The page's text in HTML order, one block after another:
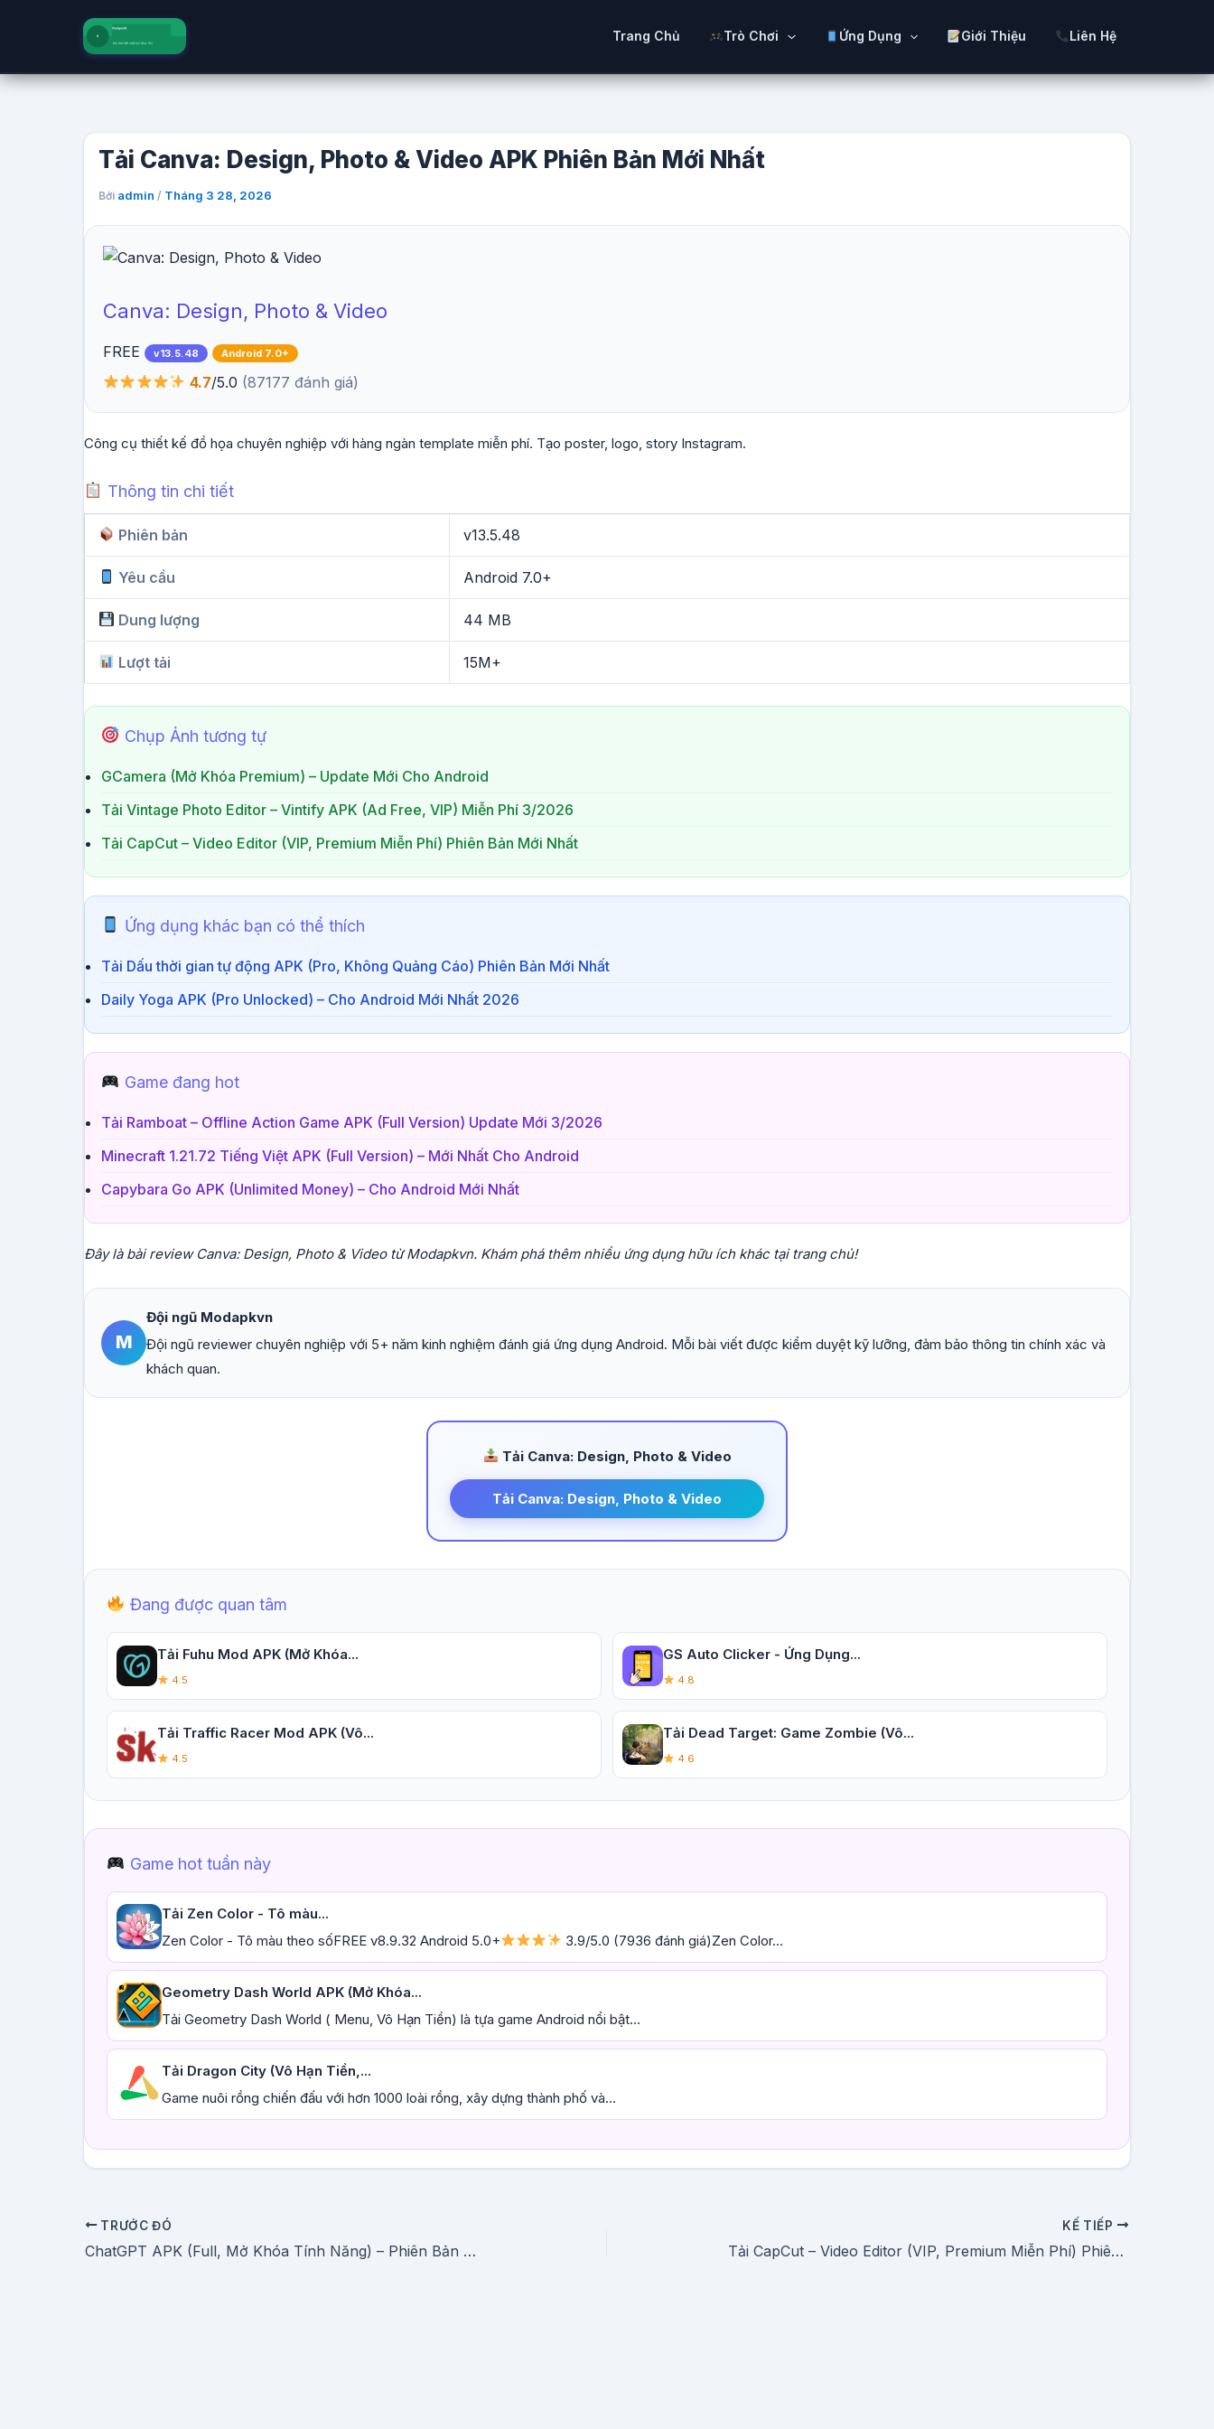
dung
Trang Chủ Trò Chơi Ứng Dụng Giới Thiệu Liên Hệ
Tải Canva: Design, Photo & Video APK Phiên Bản Mới Nhất
Bởi admin / Tháng 3 28, 2026
Canva: Design, Photo & Video
FREE v13.5.48 Android 7.0+
4.7/5.0 (87177 đánh giá)
Công cụ thiết kế đồ họa chuyên nghiệp với hàng ngàn template miễn phí. Tạo poster, logo, story Instagram.
Thông tin chi tiết
Phiên bản v13.5.48
Yêu cầu Android 7.0+
Dung lượng 44 MB
Lượt tải 15M+
Chụp Ảnh tương tự
GCamera (Mở Khóa Premium) – Update Mới Cho Android
Tải Vintage Photo Editor – Vintify APK (Ad Free, VIP) Miễn Phí 3/2026
Tải CapCut – Video Editor (VIP, Premium Miễn Phí) Phiên Bản Mới Nhất
Ứng dụng khác bạn có thể thích
Tải Dấu thời gian tự động APK (Pro, Không Quảng Cáo) Phiên Bản Mới Nhất
Daily Yoga APK (Pro Unlocked) – Cho Android Mới Nhất 2026
Game đang hot
Tải Ramboat – Offline Action Game APK (Full Version) Update Mới 3/2026
Minecraft 1.21.72 Tiếng Việt APK (Full Version) – Mới Nhất Cho Android
Capybara Go APK (Unlimited Money) – Cho Android Mới Nhất
Đây là bài review Canva: Design, Photo & Video từ Modapkvn. Khám phá thêm nhiều ứng dụng hữu ích khác tại trang chủ!
M
Đội ngũ Modapkvn
Đội ngũ reviewer chuyên nghiệp với 5+ năm kinh nghiệm đánh giá ứng dụng Android. Mỗi bài viết được kiểm duyệt kỹ lưỡng, đảm bảo thông tin chính xác và
khách quan.
Tải Canva: Design, Photo & Video
Tải Canva: Design, Photo & Video
Đang được quan tâm
Tải Fuhu Mod APK (Mở Khóa...
4.5
GS Auto Clicker - Ứng Dụng...
4.8
Tải Traffic Racer Mod APK (Vô...
4.5
Tải Dead Target: Game Zombie (Vô...
4.6
Game hot tuần này
Tải Zen Color - Tô màu...
Zen Color - Tô màu theo sốFREE v8.9.32 Android 5.0+
3.9/5.0 (7936 đánh giá)Zen Color...
Geometry Dash World APK (Mở Khóa...
Tải Geometry Dash World ( Menu, Vô Hạn Tiền) là tựa game Android nổi bật...
Tải Dragon City (Vô Hạn Tiền,...
Game nuôi rồng chiến đấu với hơn 1000 loài rồng, xây dựng thành phố và...
TRƯỚC ĐÓ
ChatGPT APK (Full, Mở Khóa Tính Năng) – Phiên Bản Mới Nhất
KẾ TIẾP
Tải CapCut – Video Editor (VIP, Premium Miễn Phí) Phiên Bản Mới Nhất